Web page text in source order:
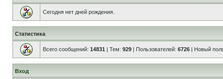
Сегодня нет дней рождения.
Статистика
Всего сообщений: 14831 | Тем: 929 | Пользователей: 6726 | Новый
Вход